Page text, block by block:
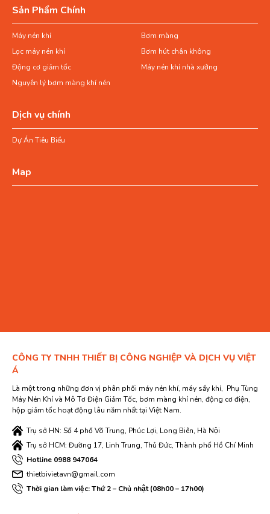
Sản Phẩm Chính
Máy nén khí
Bơm màng
Lọc máy nén khí
Bơm hút chân không
Động cơ giảm tốc
Máy nén khí nhà xưởng
Nguyên lý bơm màng khí nén
Dịch vụ chính
Dự Án Tiêu Biểu
Map
CÔNG TY TNHH THIẾT BỊ CÔNG NGHIỆP VÀ DỊCH VỤ VIỆT
Á
Là một trong những đơn vị phân phối máy nén khí, máy sấy khí, Phụ Tùng
Máy Nén Khí và Mô Tơ Điện Giảm Tốc, bơm màng khí nén, động cơ điện,
hộp giảm tốc hoạt động lâu năm nhất tại Việt Nam.
Trụ sở HN: Số 4 phố Võ Trung, Phúc Lợi, Long Biên, Hà Nội
Trụ sở HCM: Đường 17, Linh Trung, Thủ Đức, Thành phố Hồ Chí Minh
Hotline 0988 947064
thietbivietavn@gmail.com
Thời gian làm việc: Thứ 2 – Chủ nhật (08h00 – 17h00)